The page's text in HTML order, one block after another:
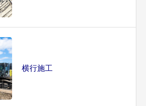
横行施工